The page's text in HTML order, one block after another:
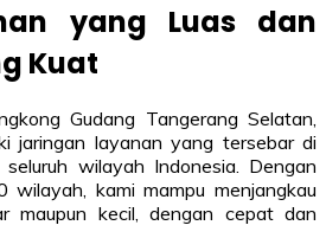
yang Luas dan
Kuat
Gudang Tangerang Selatan,
jaringan layanan yang tersebar di
wilayah Indonesia. Dengan
wilayah, kami mampu menjangkau
maupun kecil, dengan cepat dan